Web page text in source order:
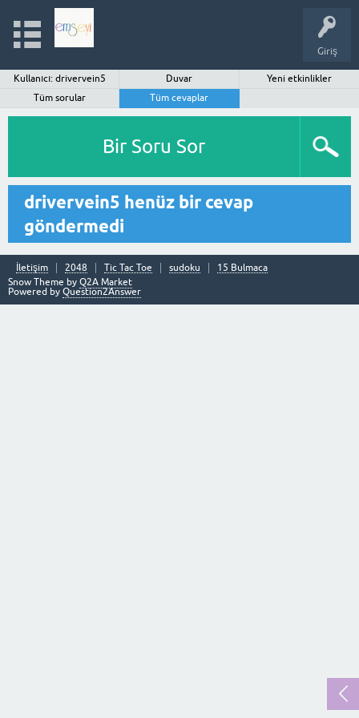
Giriş
Kullanıcı: drivervein5 Duvar
Yeni etkinlikler
Tüm sorular
Tüm cevaplar
Bir Soru Sor
drivervein5 henüz bir cevap
göndermedi
İletişim 2048 Tic Tac Toe sudoku
15 Bulmaca
Snow Theme by Q2A Market
Powered by Question2Answer